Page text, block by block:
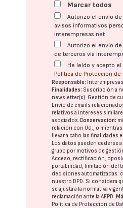
Marcar todos
Autorizo el envío
avisos informativos
interempresas.net
Autorizo el envío
de terceros vía
He leído y acepto el
Política de Protección de
Responsable:
Finalidades: Suscripción a
newsletter(s). Gestión de
Envío de emails
relativos a intereses
asociados.Conservación:
relación con Ud., o mientras
llevar a cabo las finalidades
Los datos pueden cederse a
grupo por motivos de
Acceso, rectificación,
portabilidad, limitación del
decisiones automatizadas:
nuestro DPD. Si considera
se ajusta a la normativa
reclamación ante laAEPD.
Política de Protección de